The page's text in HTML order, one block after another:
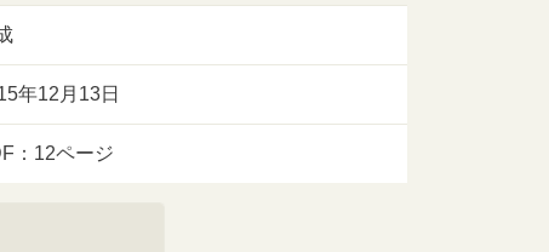
年12月13日
：12ページ